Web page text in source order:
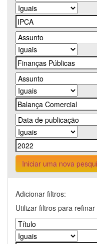
Iniciar uma nova
Adicionar filtros:
Utilizar filtros para